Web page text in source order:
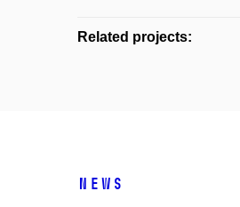
Related projects:
News